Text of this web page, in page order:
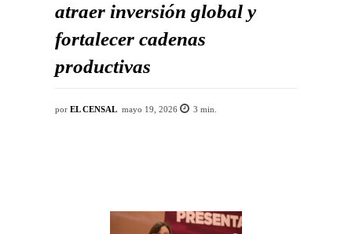
atraer inversión global y
fortalecer cadenas
productivas
por EL CENSAL mayo 19, 2026 3 min.